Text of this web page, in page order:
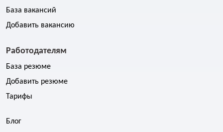
База вакансий
Добавить вакансию
Работодателям
База резюме
Добавить резюме
Тарифы
Блог